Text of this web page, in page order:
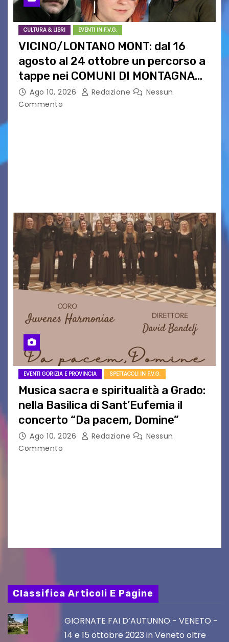
CULTURA & LIBRI EVENTI IN F.V.G.
VICINO/LONTANO MONT: dal 16
agosto al 24 ottobre un percorso a
tappe nei COMUNI DI MONTAGNA
DEL FVG
Ago 10, 2026 Redazione
Nessun
Commento
EVENTI GORIZIA E PROVINCIA SPETTACOLI IN F.V.G.
Musica sacra e spiritualità a Grado:
nella Basilica di Sant’Eufemia il
concerto “Da pacem, Domine”
Ago 10, 2026 Redazione
Nessun
Commento
Classifica Articoli E Pagine
GIORNATE FAI D’AUTUNNO - VENETO -
14 e 15 ottobre 2023 in Veneto oltre